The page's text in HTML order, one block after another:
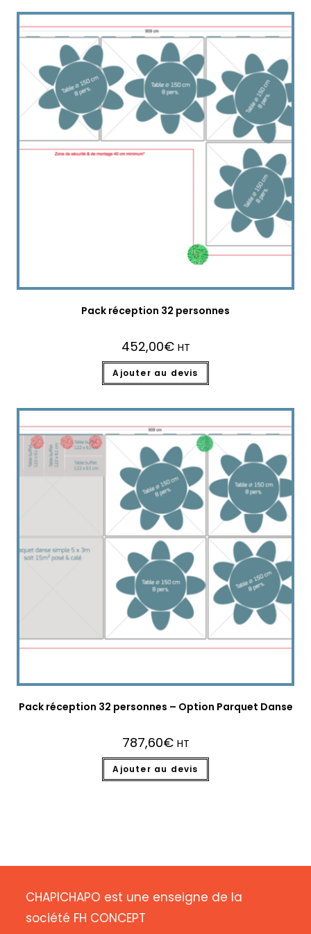
Pack réception 32 personnes
452,00€ HT
Ajouter au devis
Pack réception 32 personnes – Option Parquet Danse
787,60€ HT
Ajouter au devis
CHAPICHAPO est une enseigne de la
société FH CONCEPT